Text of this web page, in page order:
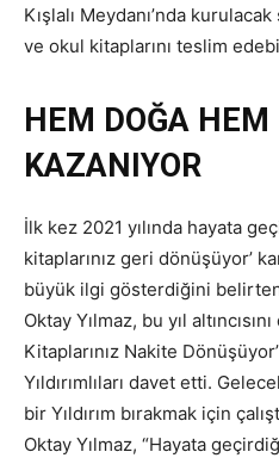
Kışlalı Meydanı’nda
ve okul kitaplarını teslim
HEM DOĞA
KAZANIYOR
İlk kez 2021 yılında hayata
kitaplarınız geri dönüşüyor’
büyük ilgi gösterdiğini belirten
Oktay Yılmaz, bu yıl
Kitaplarınız Nakite
Yıldırımlıları davet etti.
bir Yıldırım bırakmak için
Oktay Yılmaz, “Hayata